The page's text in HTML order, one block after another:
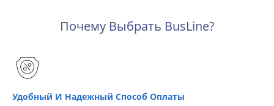
Почему Выбрать BusLine?
Удобный И Надежный Способ Оплаты